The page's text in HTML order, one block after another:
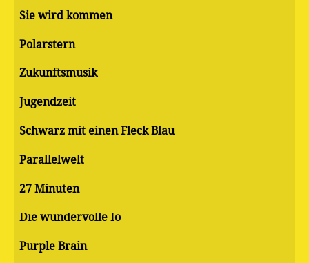
Sie wird kommen
Polarstern
Zukunftsmusik
Jugendzeit
Schwarz mit einen Fleck Blau
Parallelwelt
27 Minuten
Die wundervolle Io
Purple Brain